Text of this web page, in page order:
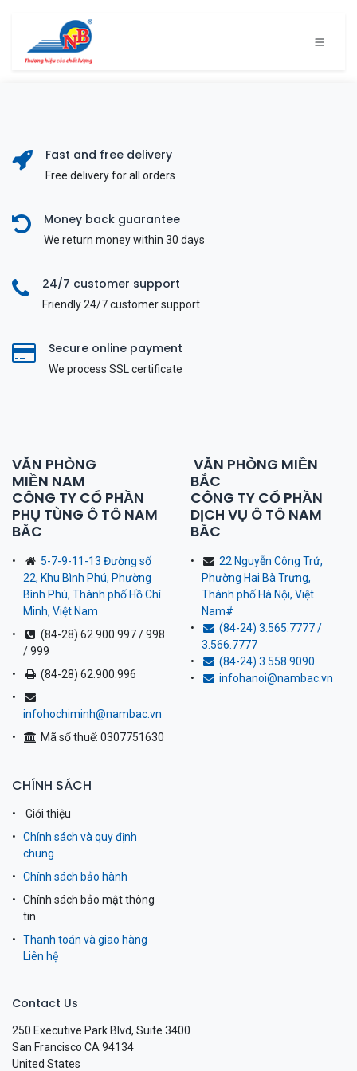
Fast and free delivery
Free delivery for all orders
Money back guarantee
We return money within 30 days
24/7 customer support
Friendly 24/7 customer support
Secure online payment
We process SSL сertificate
VĂN PHÒNG
MIỀN NAM
CÔNG TY CỔ PHẦN
PHỤ TÙNG Ô TÔ NAM
BẮC
5-7-9-11-13 Đường số
22, Khu Bình Phú, Phường
Bình Phú, Thành phố Hồ Chí
Minh, Việt Nam
(84-28) 62.900.997 / 998
/ 999
(84-28) 62.900.996
infohochiminh@nambac.vn
Mã số thuế: 0307751630
VĂN PHÒNG MIỀN
BẮC
CÔNG TY CỔ PHẦN
DỊCH VỤ Ô TÔ NAM
BẮC
22 Nguyễn Công Trứ,
Phường Hai Bà Trưng,
Thành phố Hà Nội, Việt
Nam#
(84-24) 3.565.7777 /
3.566.7777
(84-24) 3.558.9090
infohanoi@nambac.vn
CHÍNH SÁCH
Giới thiệu
Chính sách và quy định
chung
Chính sách bảo hành
Chính sách bảo mật thông
tin
Thanh toán và giao hàng
Liên hệ
Contact Us
250 Executive Park Blvd, Suite 3400
San Francisco CA 94134
United States